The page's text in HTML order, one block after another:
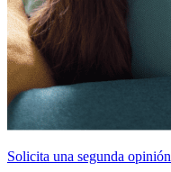
Solicita una segunda opinión